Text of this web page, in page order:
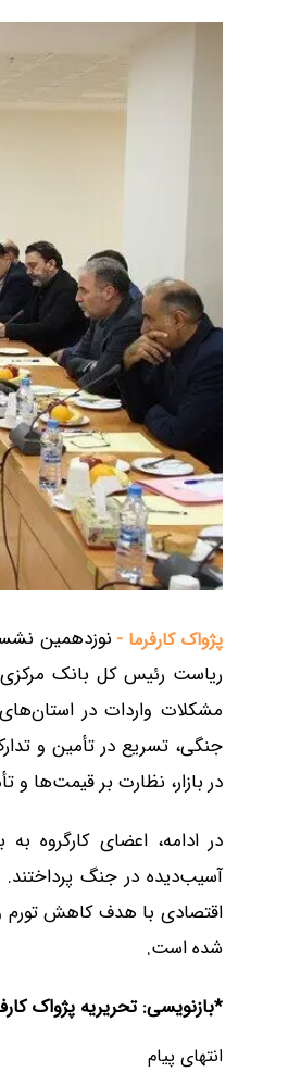
پژواک کارفرما - نوزدهمین
ریاست رئیس کل بانک مرکزی
مشکلات واردات در
جنگی، تسریع در تأمین و
در بازار، نظارت بر قیمت‌ها و
در ادامه، اعضای کارگروه
آسیب‌دیده در جنگ
اقتصادی با هدف کاهش تورم و
شده است.
*بازنویسی: تحریریه پژواک
انتهای پیام